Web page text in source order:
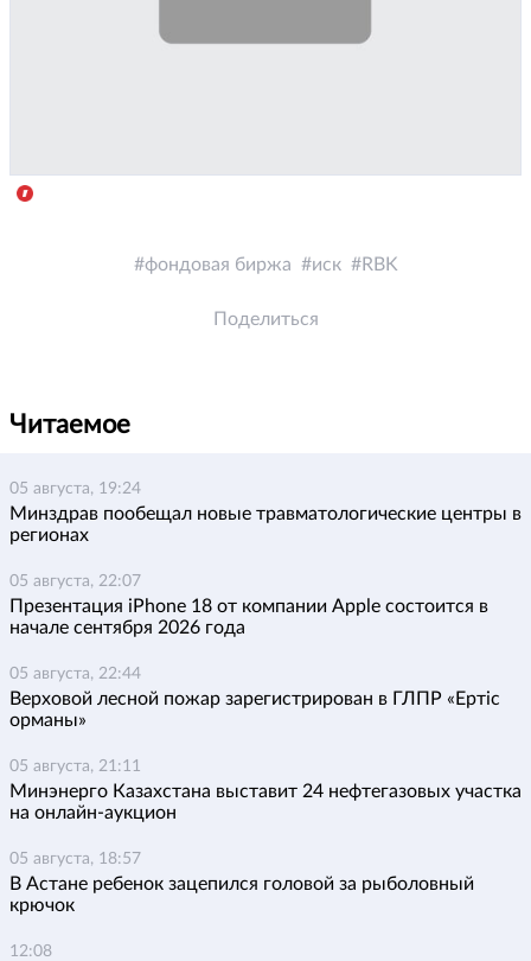
фондовая биржа иск RBK
Поделиться
Читаемое
05 августа, 19:24
Минздрав пообещал новые травматологические центры в
регионах
05 августа, 22:07
Презентация iPhone 18 от компании Apple состоится в
начале сентября 2026 года
05 августа, 22:44
Верховой лесной пожар зарегистрирован в ГЛПР «Ертіс
орманы»
05 августа, 21:11
Минэнерго Казахстана выставит 24 нефтегазовых участка
на онлайн-аукцион
05 августа, 18:57
В Астане ребенок зацепился головой за рыболовный
крючок
12:08